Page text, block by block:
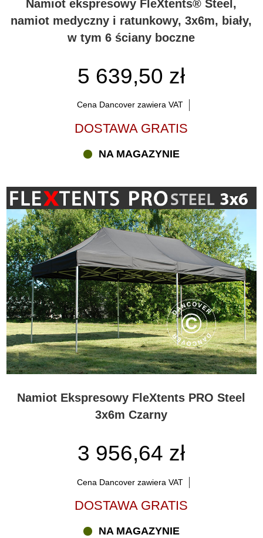
Namiot ekspresowy FleXtents® Steel,
namiot medyczny i ratunkowy, 3x6m, biały,
w tym 6 ściany boczne
5 639,50 zł
Cena Dancover zawiera VAT
DOSTAWA GRATIS
NA MAGAZYNIE
Namiot Ekspresowy FleXtents PRO Steel
3x6m Czarny
3 956,64 zł
Cena Dancover zawiera VAT
DOSTAWA GRATIS
NA MAGAZYNIE